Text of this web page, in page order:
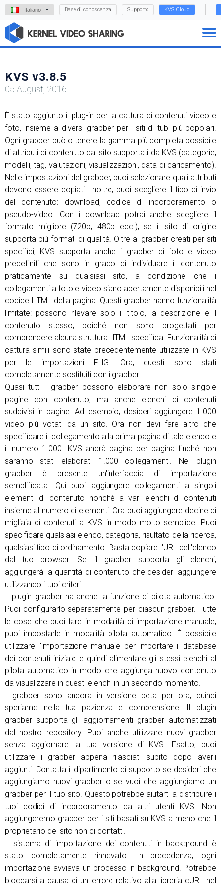
Italiano Base di conoscenza Supporto KVS Cloud
KVS v3.8.5
05 August, 2016
È stato aggiunto il plug-in per la cattura di contenuti video e
foto, insieme a diversi grabber per i siti di tubi più popolari.
Ogni grabber può ottenere la gamma più completa possibile
di attributi di contenuto dal sito supportati da KVS (categorie,
modelli, tag, valutazioni, visualizzazioni, data di caricamento).
Nelle impostazioni del grabber, puoi selezionare quali attributi
devono essere copiati. Inoltre, puoi scegliere il tipo di invio
del contenuto: download, codice di incorporamento o
pseudo-video. Con i download potrai anche scegliere il
formato migliore (720p, 480p ecc.), se il sito di origine
supporta più formati di qualità. Oltre ai grabber creati per siti
specifici, KVS supporta anche i grabber di foto e video
predefiniti che sono in grado di individuare il contenuto
praticamente su qualsiasi sito, a condizione che i
collegamenti a foto e video siano apertamente disponibili nel
codice HTML della pagina. Questi grabber hanno funzionalità
limitate: possono rilevare solo il titolo, la descrizione e il
contenuto stesso, poiché non sono progettati per
comprendere alcuna struttura HTML specifica. Funzionalità di
cattura simili sono state precedentemente utilizzate in KVS
per le importazioni FHG. Ora, questi sono stati
completamente sostituiti con i grabber.
Quasi tutti i grabber possono elaborare non solo singole
pagine con contenuto, ma anche elenchi di contenuti
suddivisi in pagine. Ad esempio, desideri aggiungere 1.000
video più votati da un sito. Ora non devi fare altro che
specificare il collegamento alla prima pagina di tale elenco e
il numero 1.000. KVS andrà pagina per pagina finché non
saranno stati elaborati 1.000 collegamenti. Nel plugin
grabber è presente un'interfaccia di importazione
semplificata. Qui puoi aggiungere collegamenti a singoli
elementi di contenuto nonché a vari elenchi di contenuti
insieme al numero di elementi. Ora puoi aggiungere decine di
migliaia di contenuti a KVS in modo molto semplice. Puoi
specificare qualsiasi elenco, categoria, risultato della ricerca,
qualsiasi tipo di ordinamento. Basta copiare l'URL dell'elenco
dal tuo browser. Se il grabber supporta gli elenchi,
aggiungerà la quantità di contenuto che desideri aggiungere
utilizzando i tuoi criteri.
Il plugin grabber ha anche la funzione di pilota automatico.
Puoi configurarlo separatamente per ciascun grabber. Tutte
le cose che puoi fare in modalità di importazione manuale,
puoi impostarle in modalità pilota automatico. È possibile
utilizzare l'importazione manuale per importare il database
dei contenuti iniziale e quindi alimentare gli stessi elenchi al
pilota automatico in modo che aggiunga nuovo contenuto
da visualizzare in questi elenchi in un secondo momento.
I grabber sono ancora in versione beta per ora, quindi
speriamo nella tua pazienza e comprensione. Il plugin
grabber supporta gli aggiornamenti grabber automatizzati
dal nostro repository. Puoi anche utilizzare nuovi grabber
senza aggiornare la tua versione di KVS. Esatto, puoi
utilizzare i grabber appena rilasciati subito dopo averli
aggiunti. Contatta il dipartimento di supporto se desideri che
aggiungiamo nuovi grabber o se vuoi che aggiungiamo un
grabber per il tuo sito. Questo potrebbe aiutarti a distribuire i
tuoi codici di incorporamento da altri utenti KVS. Non
aggiungeremo grabber per i siti basati su KVS a meno che il
proprietario del sito non ci contatti.
Il sistema di importazione dei contenuti in background è
stato completamente rinnovato. In precedenza, ogni
importazione avviava un processo in background. Potrebbe
bloccarsi a causa di un errore relativo alla libreria cURL nel